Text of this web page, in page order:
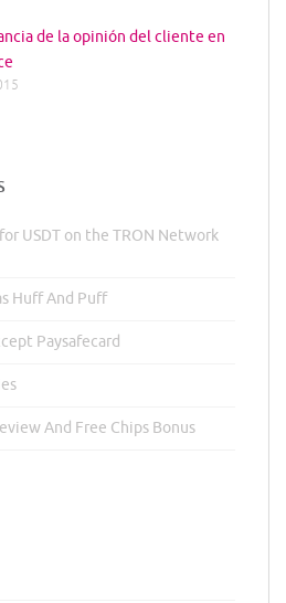
de la opinión del cliente en
USDT on the TRON Network
Huff And Puff
Paysafecard
And Free Chips Bonus